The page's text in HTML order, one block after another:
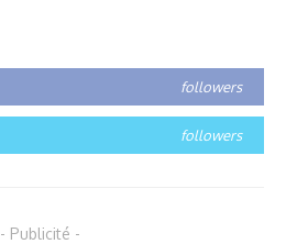
followers
followers
- Publicité -